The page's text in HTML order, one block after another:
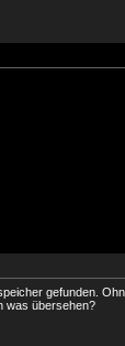
gefunden.
was übersehen?